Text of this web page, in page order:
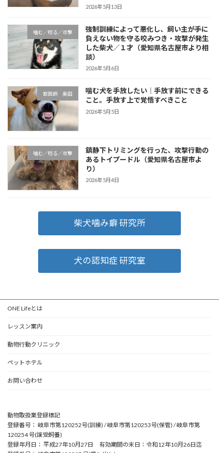
2026年5月13日
噛む／唸る／攻撃
強制訓練によって悪化し、飼い主が手に
負えない物を守る咬みつき・攻撃が発生
した柴犬／１才（愛知県名古屋市より相
談）
2026年5月6日
獣医師 奥田
噛む犬を手放したい｜手放す前にできる
こと。手放す上で覚悟すべきこと
2026年5月5日
噛む／唸る／攻撃
鎮静下トリミングを行った、攻撃行動の
あるトイプードル（愛知県名古屋市よ
り）
2026年5月4日
柴犬噛み癖 研究所
犬の認知症 研究室
ONE Lifeとは
レッスン案内
動物行動クリニック
ペットホテル
お問い合わせ
動物取扱業登録標記
登録番号： 岐阜市第120252号(訓練) / 岐阜市第120253号(保管) / 岐阜市第
120254 号(譲受飼養)
登録年月日： 平成27年10月27日 有効期間の末日：令和12年10月26日迄